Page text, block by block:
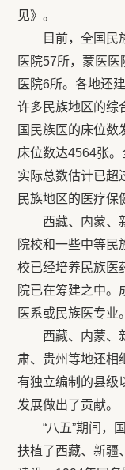
见》。
目前，全国民族
医院57所，蒙医
医院6所。各地还
许多民族地区的综
国民族医的床位数
床位数达4564张
实际总数估计已超
民族地区的医疗保
西藏、内蒙、新
院校和一些中等民
校已经培养民族医
院已在筹建之中。
医系或民族医专业。
西藏、内蒙、新
肃、贵州等地还相
有独立编制的县级
发展做出了贡献。
“八五”期间，国
扶植了西藏、新疆